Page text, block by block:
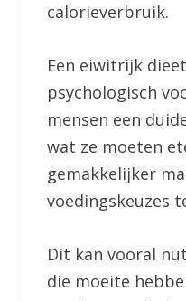
calorieverbruik.
Een eiwitrijk
psychologisch
mensen een
wat ze moeten
gemakkelijker
voedingskeuzes
Dit kan vooral
die moeite